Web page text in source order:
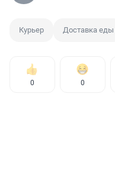
Курьер Доставка еды
0 0